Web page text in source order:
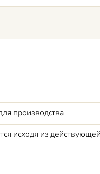
производства
исходя из